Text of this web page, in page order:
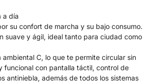
a día
su confort de marcha y su bajo consumo.
suave y ágil, ideal tanto para ciudad como
C, lo que te permite circular sin
funcional con pantalla táctil, control de
antiniebla, además de todos los sistemas